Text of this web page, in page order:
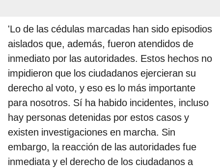
'Lo de las cédulas marcadas han sido episodios
aislados que, además, fueron atendidos de
inmediato por las autoridades. Estos hechos no
impidieron que los ciudadanos ejercieran su
derecho al voto, y eso es lo más importante
para nosotros. Sí ha habido incidentes, incluso
hay personas detenidas por estos casos y
existen investigaciones en marcha. Sin
embargo, la reacción de las autoridades fue
inmediata y el derecho de los ciudadanos a